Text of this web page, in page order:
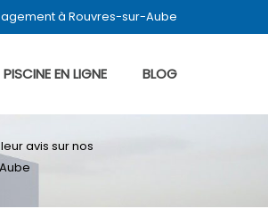
à Rouvres-sur-Aube
EN LIGNE BLOG
avis sur nos